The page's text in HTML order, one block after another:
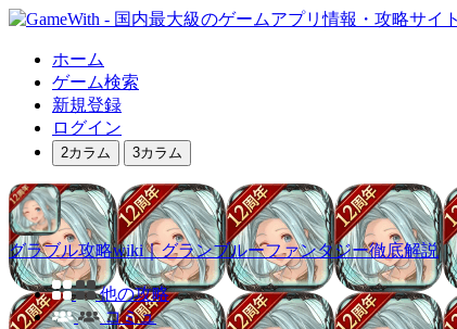
ホーム
ゲーム検索
新規登録
ログイン
2カラム 3カラム
グラブル攻略wiki｜グランブルーファンタジー徹底解説
他の攻略
コミュ